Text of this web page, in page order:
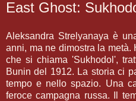
East Ghost:
Aleksandra Strelyanaya è
anni, ma ne dimostra la
che si chiama 'Sukhodol',
Bunin del 1912. La storia ci
tempo e nello spazio. Una
feroce campagna russa. Il